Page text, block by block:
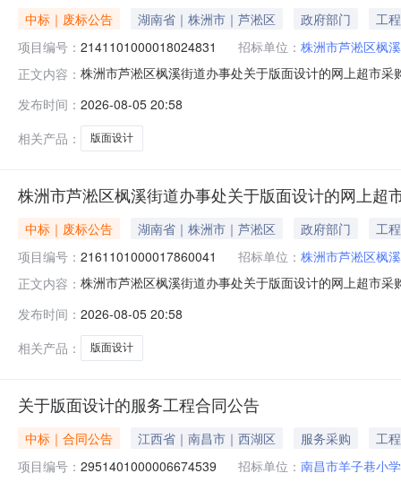
中标｜废标公告 湖南省｜株洲市｜芦淞区 政府部门
工程
项目编号： 2141101000018024831 招标单位： 株洲市芦淞区枫
正文内容： 株洲市芦淞区枫溪街道办事处关于版面设计的网上超市
充说明:因街道手续调整，取消订单八、其他事项：
发布时间： 2026-08-05 20:58
相关产品：
版面设计
株洲市芦淞区枫溪街道办事处关于版面设计的网上超
中标｜废标公告 湖南省｜株洲市｜芦淞区 政府部门
工程
项目编号： 2161101000017860041 招标单位： 株洲市芦淞区枫
正文内容： 株洲市芦淞区枫溪街道办事处关于版面设计的网上超市
充说明:因街道手续调整，取消订单八、其他事项：
发布时间： 2026-08-05 20:58
相关产品：
版面设计
关于版面设计的服务工程合同公告
中标｜合同公告 江西省｜南昌市｜西湖区 服务采购
工程
项目编号： 2951401000006674539 招标单位： 南昌市羊子巷小学